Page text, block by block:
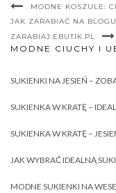
MODNE KOSZULE:
JAK ZARABIAĆ NA
ZARABIAJ.EBUTIK.PL
MODNE CIUCHY I
SUKIENKI NA JESIEŃ –
SUKIENKA W KRATĘ –
SUKIENKA W KRATĘ –
JAK WYBRAĆ IDEALNĄ
MODNE SUKIENKI NA